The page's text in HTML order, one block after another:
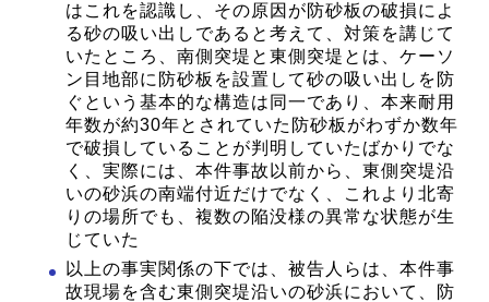
はこれを認識し、その原因が防砂板の破損によ
る砂の吸い出しであると考えて、対策を講じて
いたところ、南側突堤と東側突堤とは、ケーソ
ン目地部に防砂板を設置して砂の吸い出しを防
ぐという基本的な構造は同一であり、本来耐用
年数が約30年とされていた防砂板がわずか数年
で破損していることが判明していたばかりでな
く、実際には、本件事故以前から、東側突堤沿
いの砂浜の南端付近だけでなく、これより北寄
りの場所でも、複数の陥没様の異常な状態が生
じていた
以上の事実関係の下では、被告人らは、本件事
故現場を含む東側突堤沿いの砂浜において、防